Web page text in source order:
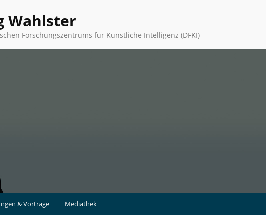
Wahlster
Forschungszentrums für Künstliche Intelligenz (DFKI)
& Vorträge Mediathek